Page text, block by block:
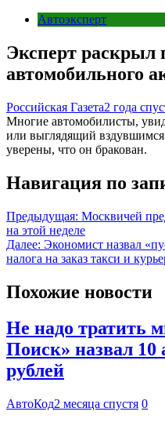
Автоэксперт
Эксперт раскрыл
автомобильного
Российская Газета2 года
Многие автомобилисты,
или выглядящий вздувшимся
уверены, что он бракован.
Навигация по
Предыдущая: Москвичей
на этой неделе
Далее: Экономист назвал
налога на заказ такси и
Похожие новости
Не надо тратить
Поиск» назвал 10
рублей
АвтоКод2 месяца спустя 0